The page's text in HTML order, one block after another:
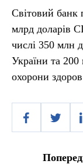
Світовий банк
млрд доларів
числі 350 млн
України та
охорони